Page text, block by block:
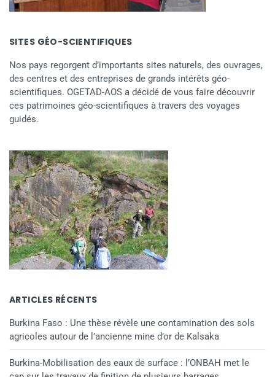
SITES GÉO-SCIENTIFIQUES
Nos pays regorgent d’importants sites naturels, des ouvrages,
des centres et des entreprises de grands intérêts géo-
scientifiques. OGETAD-AOS a décidé de vous faire découvrir
ces patrimoines géo-scientifiques à travers des voyages
guidés.
ARTICLES RÉCENTS
Burkina Faso : Une thèse révèle une contamination des sols
agricoles autour de l’ancienne mine d’or de Kalsaka
Burkina-Mobilisation des eaux de surface : l’ONBAH met le